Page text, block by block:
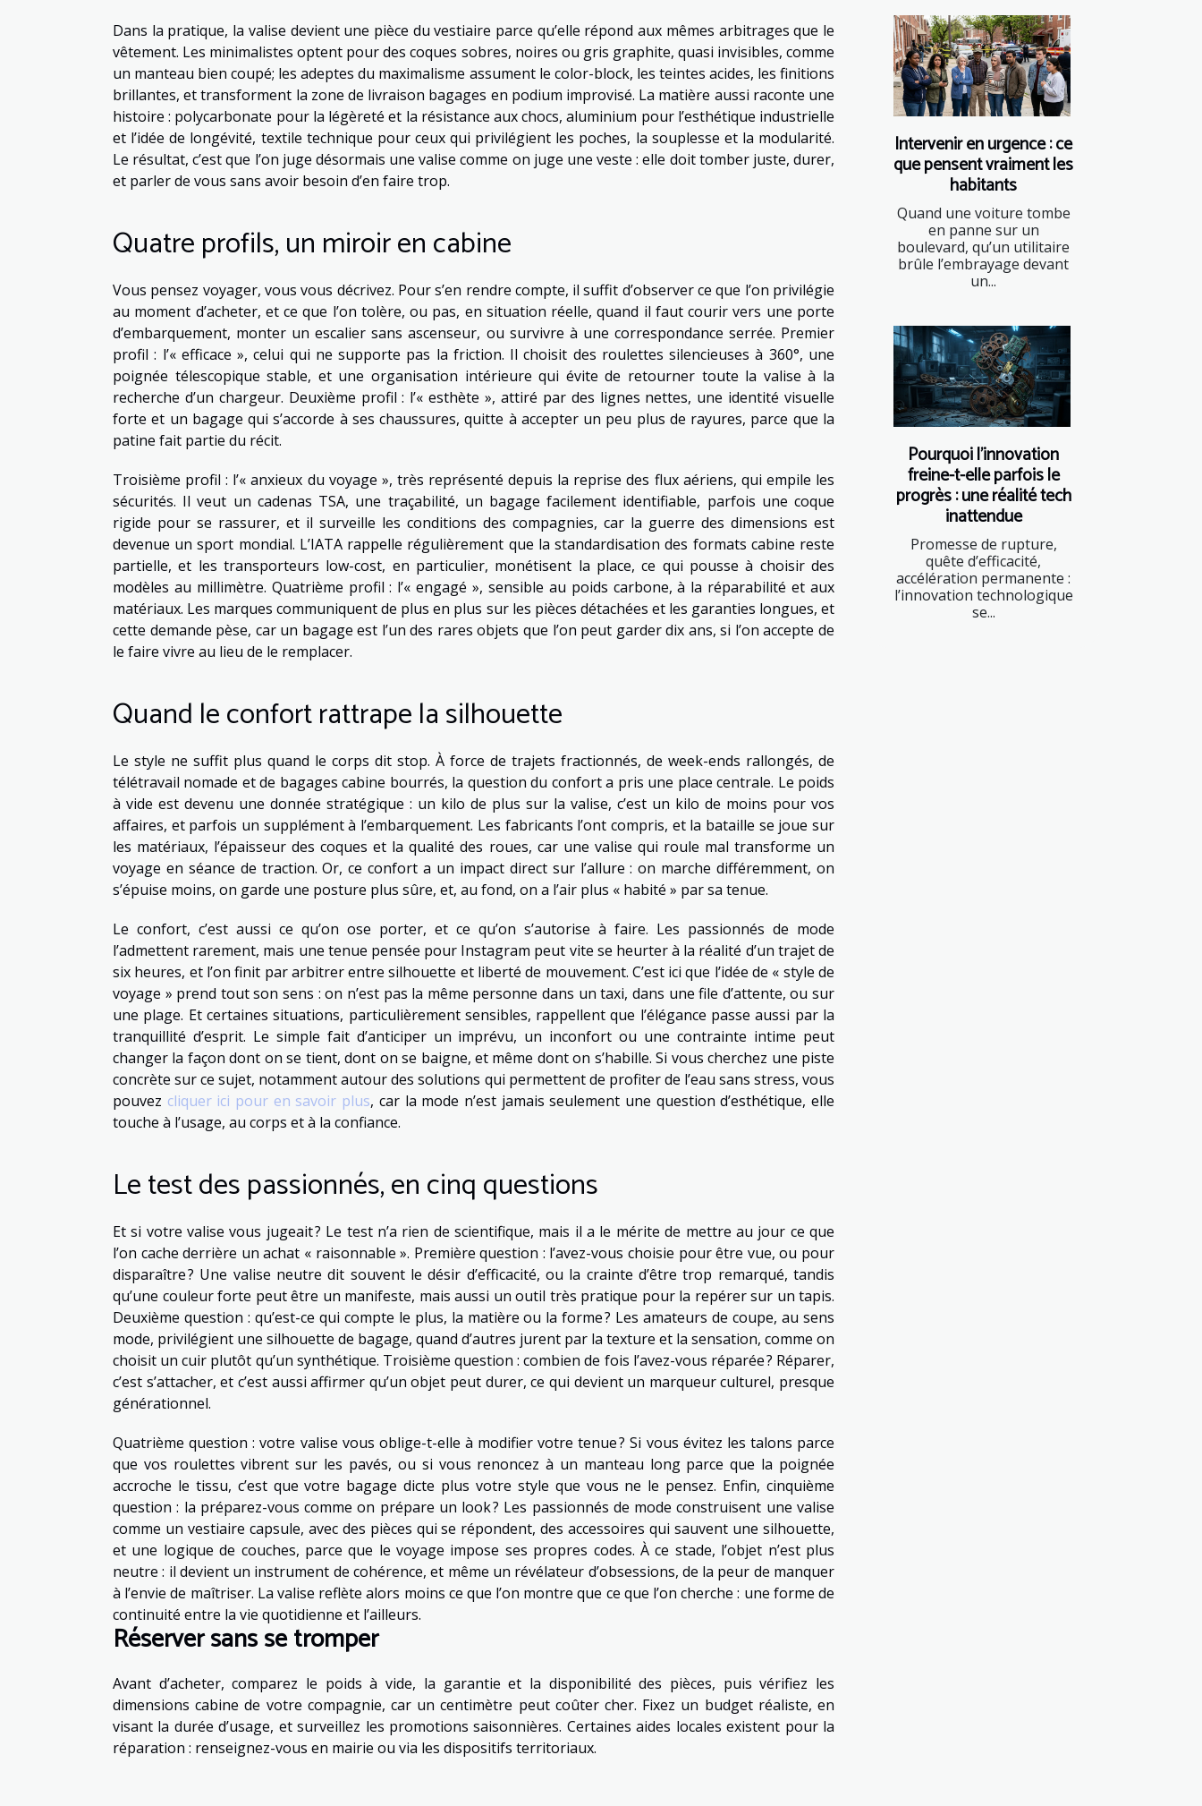
Dans la pratique, la valise devient une pièce du vestiaire parce qu’elle répond aux mêmes arbitrages que le
vêtement. Les minimalistes optent pour des coques sobres, noires ou gris graphite, quasi invisibles, comme
un manteau bien coupé; les adeptes du maximalisme assument le color-block, les teintes acides, les finitions
brillantes, et transforment la zone de livraison bagages en podium improvisé. La matière aussi raconte une
histoire : polycarbonate pour la légèreté et la résistance aux chocs, aluminium pour l’esthétique industrielle
et l’idée de longévité, textile technique pour ceux qui privilégient les poches, la souplesse et la modularité.
Le résultat, c’est que l’on juge désormais une valise comme on juge une veste : elle doit tomber juste, durer,
et parler de vous sans avoir besoin d’en faire trop.
Quatre profils, un miroir en cabine
Vous pensez voyager, vous vous décrivez. Pour s’en rendre compte, il suffit d’observer ce que l’on privilégie
au moment d’acheter, et ce que l’on tolère, ou pas, en situation réelle, quand il faut courir vers une porte
d’embarquement, monter un escalier sans ascenseur, ou survivre à une correspondance serrée. Premier
profil : l’« efficace », celui qui ne supporte pas la friction. Il choisit des roulettes silencieuses à 360°, une
poignée télescopique stable, et une organisation intérieure qui évite de retourner toute la valise à la
recherche d’un chargeur. Deuxième profil : l’« esthète », attiré par des lignes nettes, une identité visuelle
forte et un bagage qui s’accorde à ses chaussures, quitte à accepter un peu plus de rayures, parce que la
patine fait partie du récit.
Troisième profil : l’« anxieux du voyage », très représenté depuis la reprise des flux aériens, qui empile les
sécurités. Il veut un cadenas TSA, une traçabilité, un bagage facilement identifiable, parfois une coque
rigide pour se rassurer, et il surveille les conditions des compagnies, car la guerre des dimensions est
devenue un sport mondial. L’IATA rappelle régulièrement que la standardisation des formats cabine reste
partielle, et les transporteurs low-cost, en particulier, monétisent la place, ce qui pousse à choisir des
modèles au millimètre. Quatrième profil : l’« engagé », sensible au poids carbone, à la réparabilité et aux
matériaux. Les marques communiquent de plus en plus sur les pièces détachées et les garanties longues, et
cette demande pèse, car un bagage est l’un des rares objets que l’on peut garder dix ans, si l’on accepte de
le faire vivre au lieu de le remplacer.
Quand le confort rattrape la silhouette
Le style ne suffit plus quand le corps dit stop. À force de trajets fractionnés, de week-ends rallongés, de
télétravail nomade et de bagages cabine bourrés, la question du confort a pris une place centrale. Le poids
à vide est devenu une donnée stratégique : un kilo de plus sur la valise, c’est un kilo de moins pour vos
affaires, et parfois un supplément à l’embarquement. Les fabricants l’ont compris, et la bataille se joue sur
les matériaux, l’épaisseur des coques et la qualité des roues, car une valise qui roule mal transforme un
voyage en séance de traction. Or, ce confort a un impact direct sur l’allure : on marche différemment, on
s’épuise moins, on garde une posture plus sûre, et, au fond, on a l’air plus « habité » par sa tenue.
Le confort, c’est aussi ce qu’on ose porter, et ce qu’on s’autorise à faire. Les passionnés de mode
l’admettent rarement, mais une tenue pensée pour Instagram peut vite se heurter à la réalité d’un trajet de
six heures, et l’on finit par arbitrer entre silhouette et liberté de mouvement. C’est ici que l’idée de « style de
voyage » prend tout son sens : on n’est pas la même personne dans un taxi, dans une file d’attente, ou sur
une plage. Et certaines situations, particulièrement sensibles, rappellent que l’élégance passe aussi par la
tranquillité d’esprit. Le simple fait d’anticiper un imprévu, un inconfort ou une contrainte intime peut
changer la façon dont on se tient, dont on se baigne, et même dont on s’habille. Si vous cherchez une piste
concrète sur ce sujet, notamment autour des solutions qui permettent de profiter de l’eau sans stress, vous
pouvez cliquer ici pour en savoir plus, car la mode n’est jamais seulement une question d’esthétique, elle
touche à l’usage, au corps et à la confiance.
Le test des passionnés, en cinq questions
Et si votre valise vous jugeait ? Le test n’a rien de scientifique, mais il a le mérite de mettre au jour ce que
l’on cache derrière un achat « raisonnable ». Première question : l’avez-vous choisie pour être vue, ou pour
disparaître ? Une valise neutre dit souvent le désir d’efficacité, ou la crainte d’être trop remarqué, tandis
qu’une couleur forte peut être un manifeste, mais aussi un outil très pratique pour la repérer sur un tapis.
Deuxième question : qu’est-ce qui compte le plus, la matière ou la forme ? Les amateurs de coupe, au sens
mode, privilégient une silhouette de bagage, quand d’autres jurent par la texture et la sensation, comme on
choisit un cuir plutôt qu’un synthétique. Troisième question : combien de fois l’avez-vous réparée ? Réparer,
c’est s’attacher, et c’est aussi affirmer qu’un objet peut durer, ce qui devient un marqueur culturel, presque
générationnel.
Quatrième question : votre valise vous oblige-t-elle à modifier votre tenue ? Si vous évitez les talons parce
que vos roulettes vibrent sur les pavés, ou si vous renoncez à un manteau long parce que la poignée
accroche le tissu, c’est que votre bagage dicte plus votre style que vous ne le pensez. Enfin, cinquième
question : la préparez-vous comme on prépare un look ? Les passionnés de mode construisent une valise
comme un vestiaire capsule, avec des pièces qui se répondent, des accessoires qui sauvent une silhouette,
et une logique de couches, parce que le voyage impose ses propres codes. À ce stade, l’objet n’est plus
neutre : il devient un instrument de cohérence, et même un révélateur d’obsessions, de la peur de manquer
à l’envie de maîtriser. La valise reflète alors moins ce que l’on montre que ce que l’on cherche : une forme de
continuité entre la vie quotidienne et l’ailleurs.
Réserver sans se tromper
Avant d’acheter, comparez le poids à vide, la garantie et la disponibilité des pièces, puis vérifiez les
dimensions cabine de votre compagnie, car un centimètre peut coûter cher. Fixez un budget réaliste, en
visant la durée d’usage, et surveillez les promotions saisonnières. Certaines aides locales existent pour la
réparation : renseignez-vous en mairie ou via les dispositifs territoriaux.
Intervenir en urgence : ce
que pensent vraiment les
habitants
Quand une voiture tombe
en panne sur un
boulevard, qu’un utilitaire
brûle l’embrayage devant
un...
Pourquoi l’innovation
freine-t-elle parfois le
progrès : une réalité tech
inattendue
Promesse de rupture,
quête d’efficacité,
accélération permanente :
l’innovation technologique
se...